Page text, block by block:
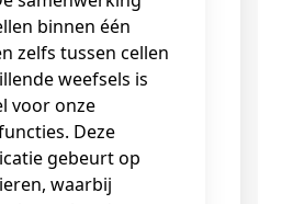
binnen één
zelfs tussen cellen
weefsels is
voor onze
Deze
gebeurt op
waarbij